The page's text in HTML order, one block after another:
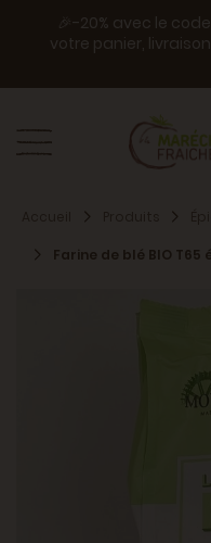
🎉-20% avec le code
votre panier,
Farine de blé BIO T65